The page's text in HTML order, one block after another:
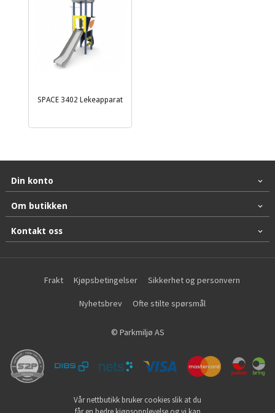
SPACE 3402 Lekeapparat
Din konto
Om butikken
Kontakt oss
Frakt Kjøpsbetingelser Sikkerhet og personvern
Nyhetsbrev Ofte stilte spørsmål
© Parkmiljø AS
Vår nettbutikk bruker cookies slik at du